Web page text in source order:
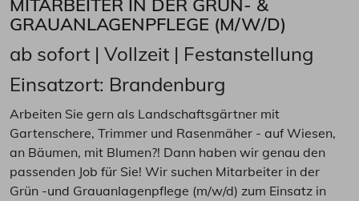
MITARBEITER IN DER GRÜN- &
GRAUANLAGENPFLEGE (M/W/D)
ab sofort | Vollzeit | Festanstellung
Einsatzort: Brandenburg
Arbeiten Sie gern als Landschaftsgärtner mit
Gartenschere, Trimmer und Rasenmäher - auf Wiesen,
an Bäumen, mit Blumen?! Dann haben wir genau den
passenden Job für Sie! Wir suchen Mitarbeiter in der
Grün -und Grauanlagenpflege (m/w/d) zum Einsatz in